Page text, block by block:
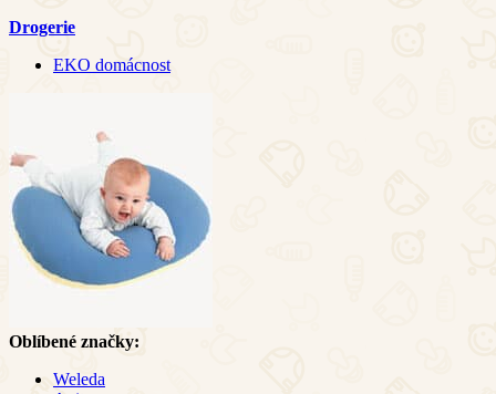
Drogerie
EKO domácnost
Oblíbené značky:
Weleda